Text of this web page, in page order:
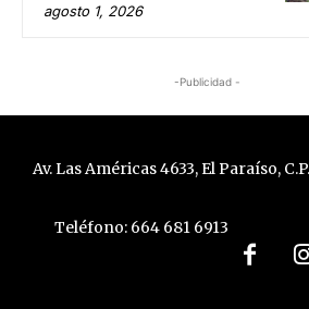
agosto 1, 2026
-Publicidad -
Av. Las Américas 4633, El Paraíso,
Teléfono: 664 681 6913